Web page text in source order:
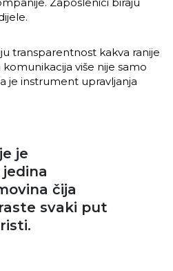
transparentnost kakva ranije
više nije samo
je instrument upravljanja
je
čija
svaki put